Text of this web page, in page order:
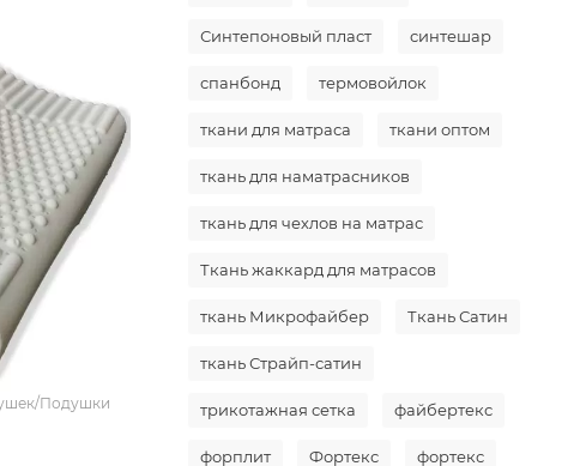
Подушки
Синтепоновый пласт синтешар
спанбонд термовойлок
ткани для матраса ткани оптом
ткань для наматрасников
ткань для чехлов на матрас
Ткань жаккард для матрасов
ткань Микрофайбер Ткань Сатин
ткань Страйп-сатин
трикотажная сетка файбертекс
форплит Фортекс фортекс